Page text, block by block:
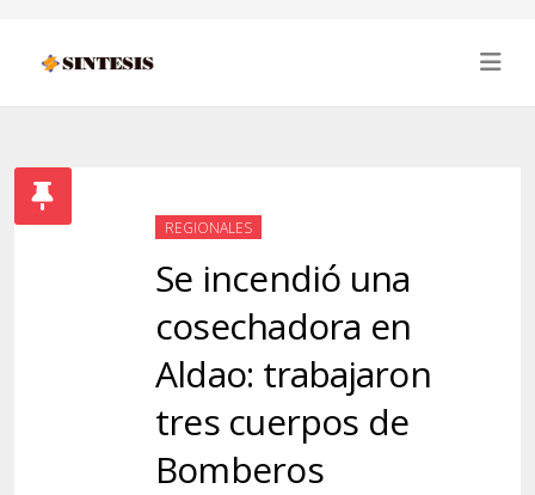
REGIONALES
Se incendió una
cosechadora en
Aldao: trabajaron
tres cuerpos de
Bomberos